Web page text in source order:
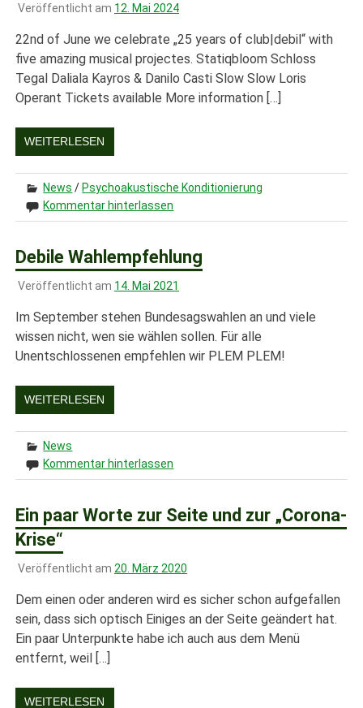
Veröffentlicht am 12. Mai 2024
22nd of June we celebrate „25 years of club|debil“ with
five amazing musical projectes. Statiqbloom Schloss
Tegal Daliala Kayros & Danilo Casti Slow Slow Loris
Operant Tickets available More information […]
WEITERLESEN
News / Psychoakustische Konditionierung
Kommentar hinterlassen
Debile Wahlempfehlung
Veröffentlicht am 14. Mai 2021
Im September stehen Bundesagswahlen an und viele
wissen nicht, wen sie wählen sollen. Für alle
Unentschlossenen empfehlen wir PLEM PLEM!
WEITERLESEN
News
Kommentar hinterlassen
Ein paar Worte zur Seite und zur „Corona-
Krise“
Veröffentlicht am 20. März 2020
Dem einen oder anderen wird es sicher schon aufgefallen
sein, dass sich optisch Einiges an der Seite geändert hat.
Ein paar Unterpunkte habe ich auch aus dem Menü
entfernt, weil […]
WEITERLESEN